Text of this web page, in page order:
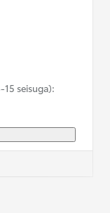
seisuga):